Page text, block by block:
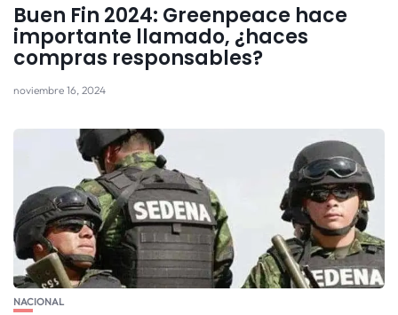
Buen Fin 2024: Greenpeace hace
importante llamado, ¿haces
compras responsables?
noviembre 16, 2024
NACIONAL